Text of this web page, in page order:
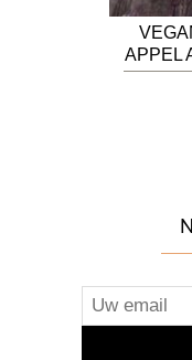
APPEL